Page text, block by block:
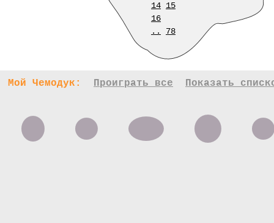
14 15
16
..
78
Мой Чемодук: Проиграть все Показать